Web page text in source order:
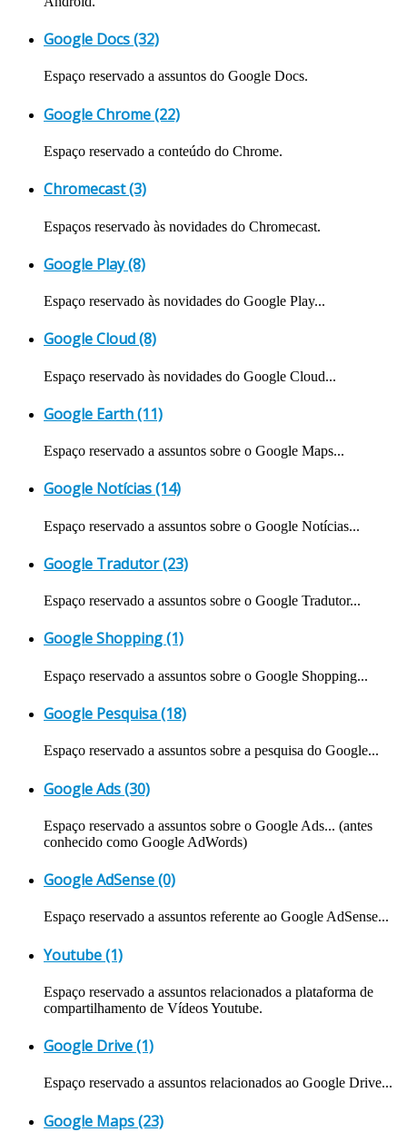
Google Docs (32)
Espaço reservado a assuntos do Google Docs.
Google Chrome (22)
Espaço reservado a conteúdo do Chrome.
Chromecast (3)
Espaços reservado às novidades do Chromecast.
Google Play (8)
Espaço reservado às novidades do Google Play...
Google Cloud (8)
Espaço reservado às novidades do Google Cloud...
Google Earth (11)
Espaço reservado a assuntos sobre o Google Maps...
Google Notícias (14)
Espaço reservado a assuntos sobre o Google Notícias...
Google Tradutor (23)
Espaço reservado a assuntos sobre o Google Tradutor...
Google Shopping (1)
Espaço reservado a assuntos sobre o Google Shopping...
Google Pesquisa (18)
Espaço reservado a assuntos sobre a pesquisa do Google...
Google Ads (30)
Espaço reservado a assuntos sobre o Google Ads... (antes
conhecido como Google AdWords)
Google AdSense (0)
Espaço reservado a assuntos referente ao Google AdSense...
Youtube (1)
Espaço reservado a assuntos relacionados a plataforma de
compartilhamento de Vídeos Youtube.
Google Drive (1)
Espaço reservado a assuntos relacionados ao Google Drive...
Google Maps (23)